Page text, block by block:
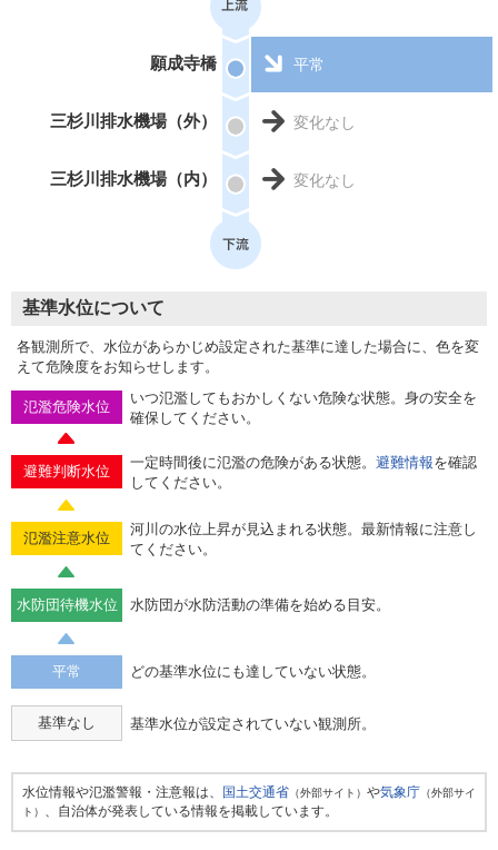
願成寺橋 平常
三杉川排水機場（外） 変化なし
三杉川排水機場（内） 変化なし
基準水位について
各観測所で、水位があらかじめ設定された基準に達した場合に、色を変
えて危険度をお知らせします。
氾濫危険水位
いつ氾濫してもおかしくない危険な状態。身の安全を
確保してください。
避難判断水位
一定時間後に氾濫の危険がある状態。 避難情報を確認
してください。
氾濫注意水位
河川の水位上昇が見込まれる状態。最新情報に注意し
てください。
水防団待機水位 水防団が水防活動の準備を始める目安。
平常 どの基準水位にも達していない状態。
基準なし 基準水位が設定されていない観測所。
水位情報や氾濫警報・注意報は、 国土交通省 （外部サイト） や気象庁 （外部サイ
ト） 、自治体が発表している情報を掲載しています。